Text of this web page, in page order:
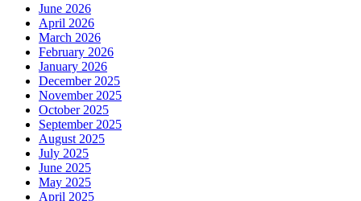
June 2026
April 2026
March 2026
February 2026
January 2026
December 2025
November 2025
October 2025
September 2025
August 2025
July 2025
June 2025
May 2025
April 2025